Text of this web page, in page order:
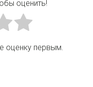
оценить!
оценку первым.